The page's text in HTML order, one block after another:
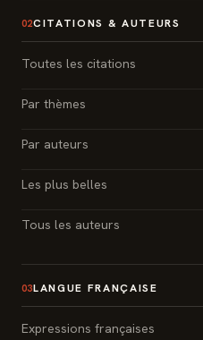
02CITATIONS & AUTEURS
Toutes les citations
Par thèmes
Par auteurs
Les plus belles
Tous les auteurs
03LANGUE FRANÇAISE
Expressions françaises